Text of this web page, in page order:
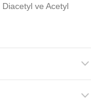
ve Acetyl